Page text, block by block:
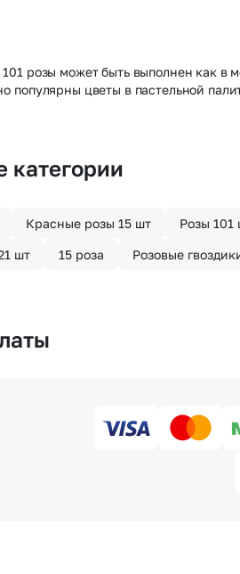
розы может быть выполнен как
популярны цветы в пастельной
категории
Красные розы 15 шт Розы 101
шт 15 роза Розовые